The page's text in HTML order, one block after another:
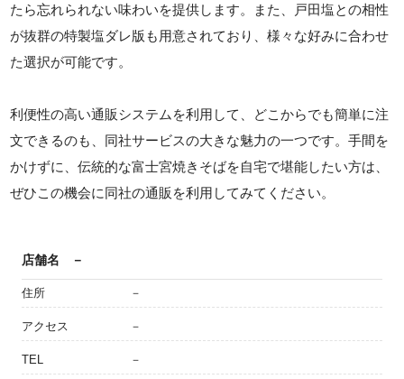
たら忘れられない味わいを提供します。また、戸田塩との相性
が抜群の特製塩ダレ版も用意されており、様々な好みに合わせ
た選択が可能です。
利便性の高い通販システムを利用して、どこからでも簡単に注
文できるのも、同社サービスの大きな魅力の一つです。手間を
かけずに、伝統的な富士宮焼きそばを自宅で堪能したい方は、
ぜひこの機会に同社の通販を利用してみてください。
店舗名 －
住所 －
アクセス －
TEL －